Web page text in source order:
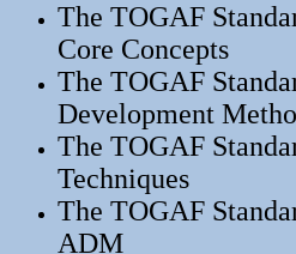
The TOGAF
Core Concepts
The TOGAF
Development
The TOGAF
Techniques
The TOGAF
ADM